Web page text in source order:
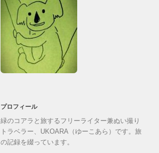
プロフィール
緑のコアラと旅するフリーライター兼ぬい撮り
トラベラー、UKOARA（ゆーこあら）です。旅
の記録を綴っています。